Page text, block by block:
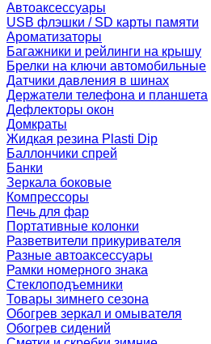
Автоаксессуары
USB флэшки / SD карты памяти
Ароматизаторы
Багажники и рейлинги на крышу
Брелки на ключи автомобильные
Датчики давления в шинах
Держатели телефона и планшета
Дефлекторы окон
Домкраты
Жидкая резина Plasti Dip
Баллончики спрей
Банки
Зеркала боковые
Компрессоры
Печь для фар
Портативные колонки
Разветвители прикуривателя
Разные автоаксессуары
Рамки номерного знака
Стеклоподъемники
Товары зимнего сезона
Обогрев зеркал и омывателя
Обогрев сидений